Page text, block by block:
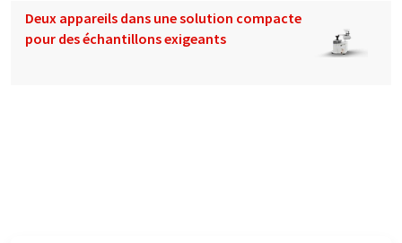
Deux appareils dans une solution compacte
pour des échantillons exigeants